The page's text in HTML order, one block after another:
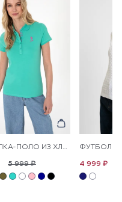
ФУТБОЛКА-ПОЛО ИЗ ХЛОПКА С ПРИНТОМ НА ПЛАНКЕ
5 999 ₽ 4 999 ₽